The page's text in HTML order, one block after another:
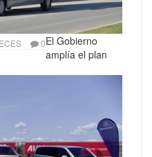
0El Gobierno
amplía el plan